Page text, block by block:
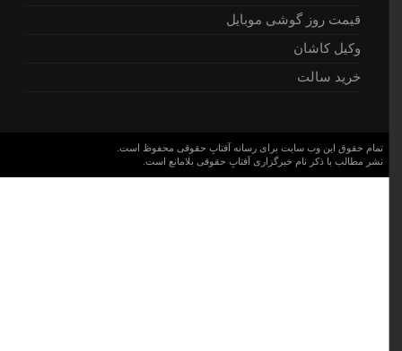
قیمت روز گوشی موبایل
وکیل کاشان
خرید سالت
تمام حقوق این وب سایت برای رسانه آفتابِ حقوقی محفوظ است.
نشر مطالب با ذکر نام خبرگزاری آفتابِ حقوقی بلامانع است.